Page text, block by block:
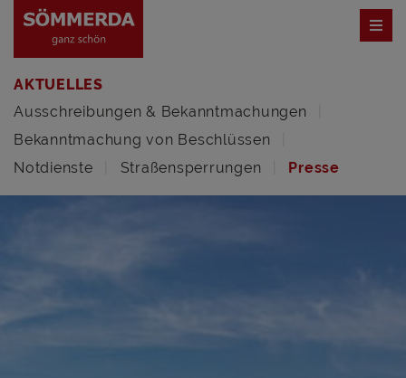
AKTUELLES
Ausschreibungen & Bekanntmachungen
Bekanntmachung von Beschlüssen
Notdienste
Straßensperrungen Presse